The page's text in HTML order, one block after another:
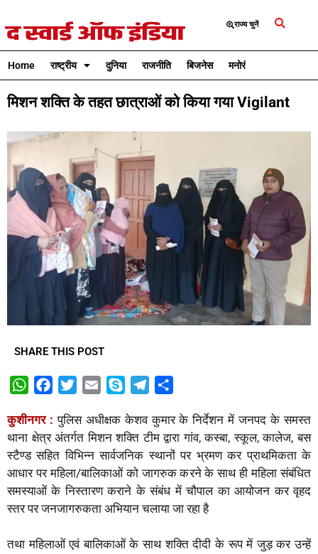
राज्य चुनें
Home राष्ट्रीय दुनिया राजनीति बिजनेस मनोरंजन
मिशन शक्ति के तहत छात्राओं को किया गया Vigilant
SHARE THIS POST
W
a
s
A
p
p
c
e
b
o
o
k
i
t
t
e
r
a
i
l
y
p
e
l
e
g
r
a
m
a
r
e
कुशीनगर : पुलिस अधीक्षक केशव कुमार के निर्देशन में जनपद के समस्त
थाना क्षेत्र अंतर्गत मिशन शक्ति टीम द्वारा गांव, कस्बा, स्कूल, कालेज, बस
स्टैण्ड सहित विभिन्न सार्वजनिक स्थानों पर भ्रमण कर प्राथमिकता के
आधार पर महिला/बालिकाओं को जागरुक करने के साथ ही महिला संबंधित
समस्याओं के निस्तारण कराने के संबंध में चौपाल का आयोजन कर वृहद
स्तर पर जनजागरुकता अभियान चलाया जा रहा है
तथा महिलाओं एवं बालिकाओं के साथ शक्ति दीदी के रूप में जुड़ कर उन्हें